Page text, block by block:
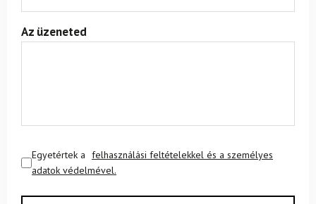
Az üzeneted
Egyetértek a felhasználási feltételekkel és a személyes
adatok védelmével.